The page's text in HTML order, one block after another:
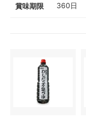
賞味期限 360日